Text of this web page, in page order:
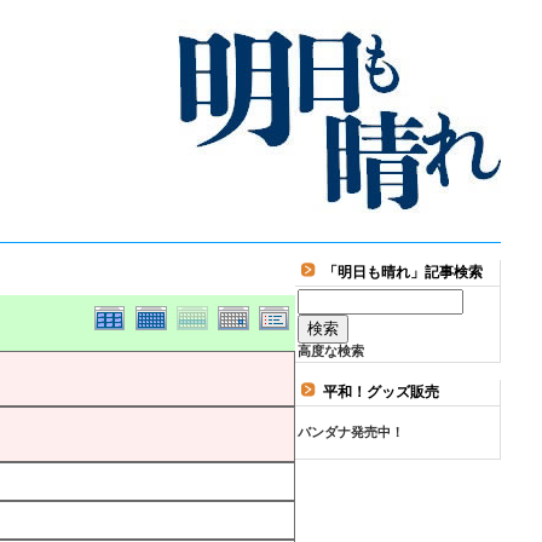
「明日も晴れ」記事検索
高度な検索
平和！グッズ販売
バンダナ発売中！